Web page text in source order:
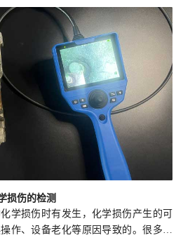
损伤的检测
学损伤时有发生，化学损伤产生的可
作、设备老化等原因导致的。很多时